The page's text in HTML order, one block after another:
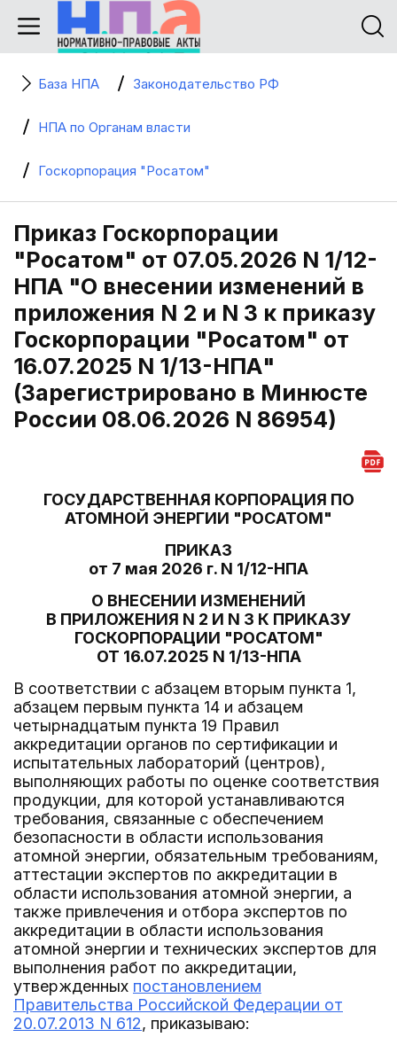
База НПА Законодательство РФ
НПА по Органам власти
Госкорпорация "Росатом"
Приказ Госкорпорации
"Росатом" от 07.05.2026 N 1/12-
НПА "О внесении изменений в
приложения N 2 и N 3 к приказу
Госкорпорации "Росатом" от
16.07.2025 N 1/13-НПА"
(Зарегистрировано в Минюсте
России 08.06.2026 N 86954)
ГОСУДАРСТВЕННАЯ КОРПОРАЦИЯ ПО
АТОМНОЙ ЭНЕРГИИ "РОСАТОМ"
ПРИКАЗ
от 7 мая 2026 г. N 1/12-НПА
О ВНЕСЕНИИ ИЗМЕНЕНИЙ
В ПРИЛОЖЕНИЯ N 2 И N 3 К ПРИКАЗУ
ГОСКОРПОРАЦИИ "РОСАТОМ"
ОТ 16.07.2025 N 1/13-НПА
В соответствии с абзацем вторым пункта 1,
абзацем первым пункта 14 и абзацем
четырнадцатым пункта 19 Правил
аккредитации органов по сертификации и
испытательных лабораторий (центров),
выполняющих работы по оценке соответствия
продукции, для которой устанавливаются
требования, связанные с обеспечением
безопасности в области использования
атомной энергии, обязательным требованиям,
аттестации экспертов по аккредитации в
области использования атомной энергии, а
также привлечения и отбора экспертов по
аккредитации в области использования
атомной энергии и технических экспертов для
выполнения работ по аккредитации,
утвержденных постановлением
Правительства Российской Федерации от
20.07.2013 N 612, приказываю: